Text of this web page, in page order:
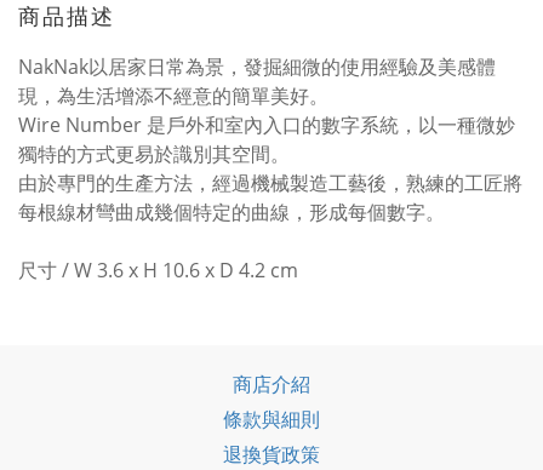
商品描述
NakNak以居家日常為景，發掘細微的使用經驗及美感體
現，為生活增添不經意的簡單美好。
Wire Number 是戶外和室內入口的數字系統，以一種微妙
獨特的方式更易於識別其空間。
由於專門的生產方法，經過機械製造工藝後，熟練的工匠將
每根線材彎曲成幾個特定的曲線，形成每個數字。
尺寸 / W 3.6 x H 10.6 x D 4.2 cm
商店介紹
條款與細則
退換貨政策